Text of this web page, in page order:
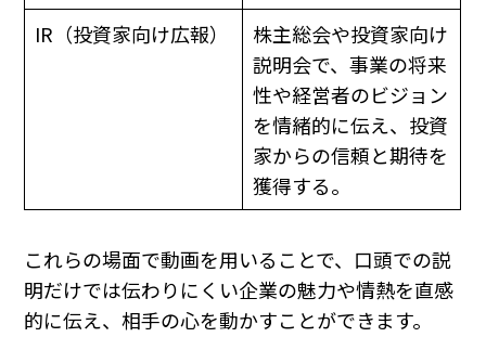
IR（投資家向け広報）
株主総会や投資家向け
説明会で、事業の将来
性や経営者のビジョン
を情緒的に伝え、投資
家からの信頼と期待を
獲得する。
これらの場面で動画を用いることで、口頭での説
明だけでは伝わりにくい企業の魅力や情熱を直感
的に伝え、相手の心を動かすことができます。